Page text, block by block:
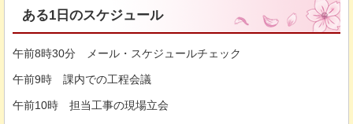
ある1日のスケジュール
午前8時30分 メール・スケジュールチェック
午前9時 課内での工程会議
午前10時 担当工事の現場立会